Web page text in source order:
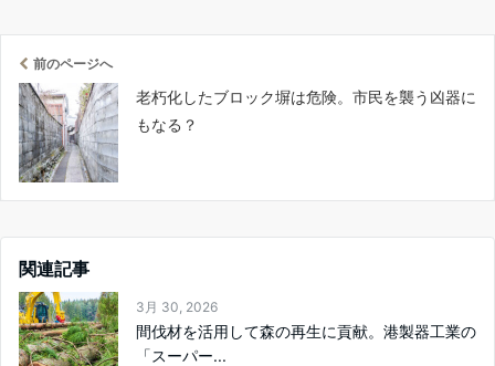
前のページへ
老朽化したブロック塀は危険。市民を襲う凶器に
もなる？
関連記事
3月 30, 2026
間伐材を活用して森の再生に貢献。港製器工業の
「スーパー...